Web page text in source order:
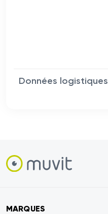
Données logistiques
MARQUES